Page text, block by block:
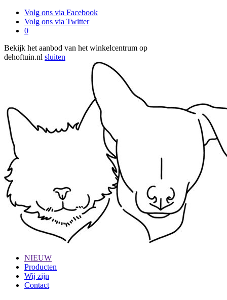
Volg ons via Facebook
Volg ons via Twitter
0
Bekijk het aanbod van het winkelcentrum op
dehoftuin.nl sluiten
NIEUW
Producten
Wij zijn
Contact